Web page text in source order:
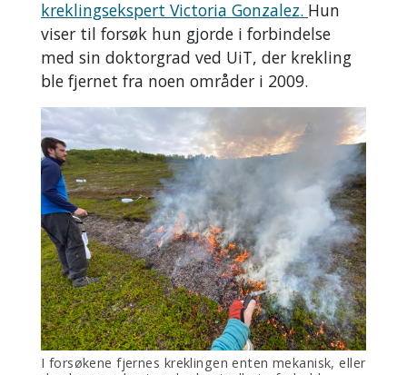
kreklingsekspert Victoria Gonzalez. Hun
viser til forsøk hun gjorde i forbindelse
med sin doktorgrad ved UiT, der krekling
ble fjernet fra noen områder i 2009.
I forsøkene fjernes kreklingen enten mekanisk, eller